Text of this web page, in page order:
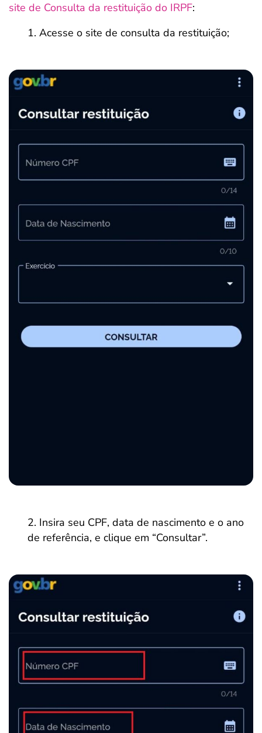
site de Consulta da restituição do IRPF:
Acesse o site de consulta da restituição;
Insira seu CPF, data de nascimento e o ano
de referência, e clique em “Consultar”.